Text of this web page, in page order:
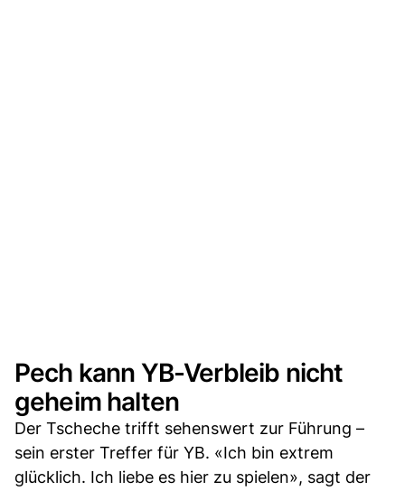
Pech kann YB-Verbleib nicht
geheim halten
Der Tscheche trifft sehenswert zur Führung –
sein erster Treffer für YB. «Ich bin extrem
glücklich. Ich liebe es hier zu spielen», sagt der